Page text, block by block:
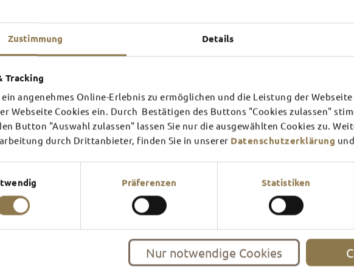
Zustimmung Details
Tracking
ein angenehmes Online-Erlebnis zu ermöglichen und die Leistung der
Webseite Cookies ein. Durch Bestätigen des Buttons "Cookies zulassen"
Button "Auswahl zulassen" lassen Sie nur die ausgewählten Cookies zu.
durch Drittanbieter, finden Sie in unserer Datenschutzerklärung
Präferenzen Statistiken
Nur notwendige Cookies
SCHLOSS­
THEATER
Find out more Find
TOP
filled guided tour or a
events and highlights in and